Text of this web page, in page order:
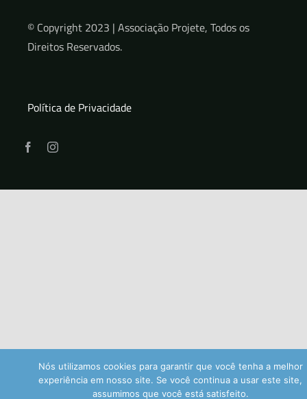
© Copyright 2023 | Associação Projete, Todos os
Direitos Reservados.
Política de Privacidade
Nós utilizamos cookies para garantir que você tenha a melhor
experiência em nosso site. Se você continua a usar este site,
assumimos que você está satisfeito.